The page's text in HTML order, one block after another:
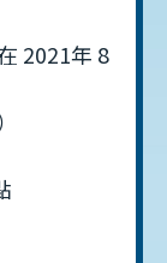
2021年 8